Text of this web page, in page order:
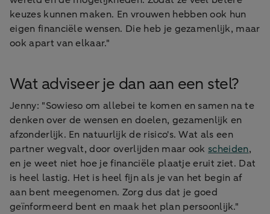
keuzes kunnen maken. En vrouwen hebben ook hun
eigen financiële wensen. Die heb je gezamenlijk, maar
ook apart van elkaar."
Wat adviseer je dan aan een stel?
Jenny: "Sowieso om allebei te komen en samen na te
denken over de wensen en doelen, gezamenlijk en
afzonderlijk. En natuurlijk de risico's. Wat als een
partner wegvalt, door overlijden maar ook scheiden,
en je weet niet hoe je financiële plaatje eruit ziet. Dat
is heel lastig. Het is heel fijn als je van het begin af
aan bent meegenomen. Zorg dus dat je goed
geïnformeerd bent en maak het plan persoonlijk."